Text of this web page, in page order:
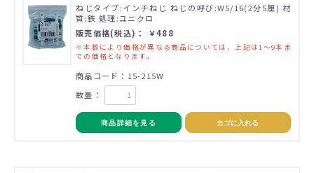
ねじタイプ:インチねじ ねじの呼び:W5/16(2分5厘) 材
質:鉄 処理:ユニクロ
販売価格(税込)： ￥488
※本数により価格が異なる商品については、上記は1～9本ま
での価格となります。
商品コード：15-215W
数量：
商品詳細を見る カゴに入れる